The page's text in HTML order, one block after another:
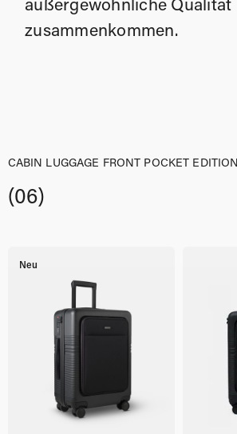
zusammenkommen.
CABIN LUGGAGE FRONT POCKET EDITION
(06)
Neu